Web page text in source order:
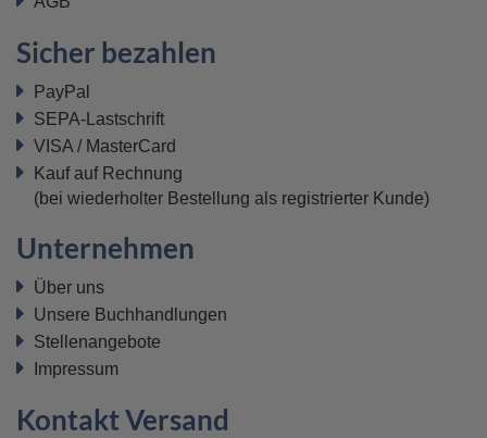
Sicher bezahlen
PayPal
SEPA-Lastschrift
VISA / MasterCard
Kauf auf Rechnung
(bei wiederholter Bestellung als registrierter Kunde)
Unternehmen
Über uns
Unsere Buchhandlungen
Stellenangebote
Impressum
Kontakt Versand